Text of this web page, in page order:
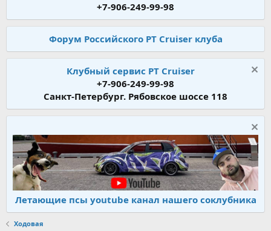
+7-906-249-99-98
Форум Российского PT Cruiser клуба
Клубный сервис PT Cruiser
+7-906-249-99-98
Санкт-Петербург. Рябовское шоссе 118
Летающие псы youtube канал нашего соклубника
Ходовая